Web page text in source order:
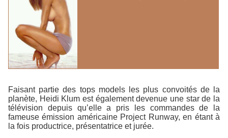
Faisant partie des tops models les plus convoités de la
planète, Heidi Klum est également devenue une star de la
télévision depuis qu’elle a pris les commandes de la
fameuse émission américaine Project Runway, en étant à
la fois productrice, présentatrice et jurée.